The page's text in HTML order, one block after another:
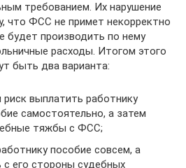
требованием. Их нарушение
что ФСС не примет некорректно
будет производить по нему
расходы. Итогом этого
быть два варианта:
риск выплатить работнику
самостоятельно, а затем
тяжбы с ФСС;
пособие совсем, а
его стороны судебных